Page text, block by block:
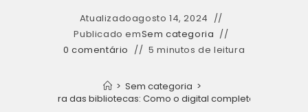
Atualizadoagosto 14, 2024
Publicado emSem categoria
0 comentário
5 minutos de leitura
> Sem categoria >
A nova era das bibliotecas: Como o digital completa o físico